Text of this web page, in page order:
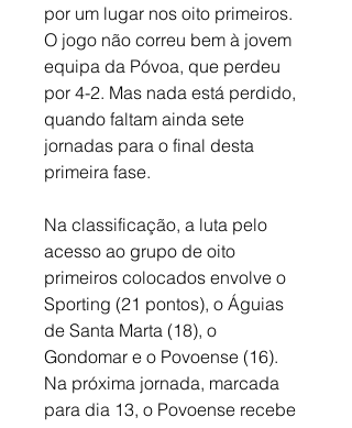
por um lugar nos oito primeiros.
O jogo não correu bem à jovem
equipa da Póvoa, que perdeu
por 4-2. Mas nada está perdido,
quando faltam ainda sete
jornadas para o final desta
primeira fase.
Na classificação, a luta pelo
acesso ao grupo de oito
primeiros colocados envolve o
Sporting (21 pontos), o Águias
de Santa Marta (18), o
Gondomar e o Povoense (16).
Na próxima jornada, marcada
para dia 13, o Povoense recebe